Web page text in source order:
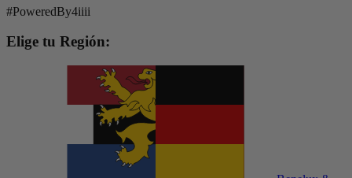
#PoweredBy4iiii
Elige tu Región: